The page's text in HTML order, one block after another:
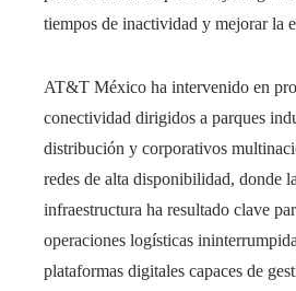
tiempos de inactividad y mejorar la
AT&T México ha intervenido en
conectividad dirigidos a parques
distribución y corporativos
redes de alta disponibilidad, donde
infraestructura ha resultado clave
operaciones logísticas
plataformas digitales capaces de